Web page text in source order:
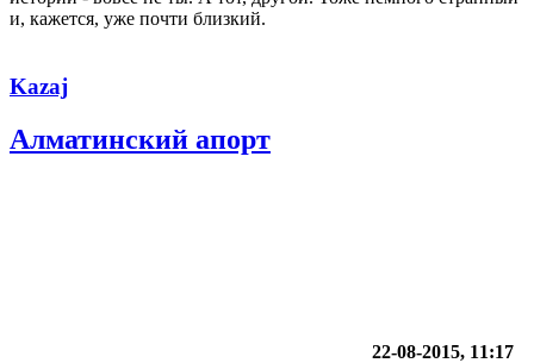
и, кажется, уже почти близкий.
Kazaj
Алматинский апорт
22-08-2015, 11:17